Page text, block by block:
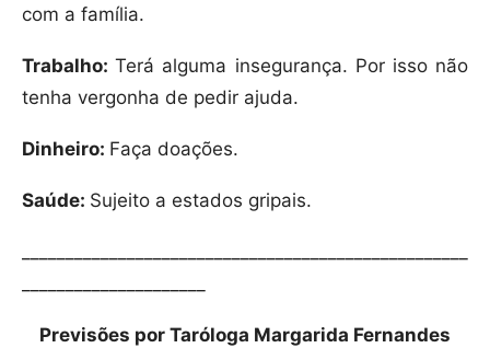
com a família.
Trabalho:Terá alguma insegurança. Por isso não
tenha vergonha de pedir ajuda.
Dinheiro: Faça doações.
Saúde: Sujeito a estados gripais.
Previsões por Taróloga Margarida Fernandes